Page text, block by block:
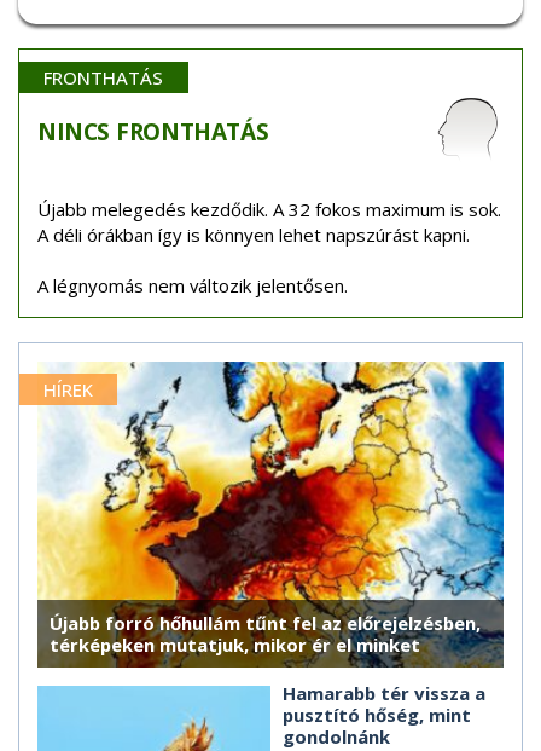
FRONTHATÁS
NINCS FRONTHATÁS
Újabb melegedés kezdődik. A 32 fokos maximum is sok.
A déli órákban így is könnyen lehet napszúrást kapni.
A légnyomás nem változik jelentősen.
HÍREK
Újabb forró hőhullám tűnt fel az előrejelzésben,
térképeken mutatjuk, mikor ér el minket
Hamarabb tér vissza a
pusztító hőség, mint
gondolnánk